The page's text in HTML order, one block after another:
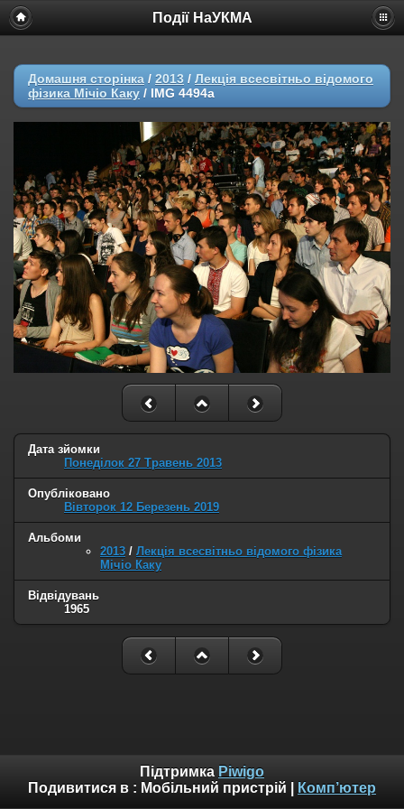
Події НаУКМА
Домашня сторінка / 2013 / Лекція всесвітньо відомого
фізика Мічіо Каку / IMG 4494a
Дата зйомки
Понеділок 27 Травень 2013
Опубліковано
Вівторок 12 Березень 2019
Альбоми
2013 / Лекція всесвітньо відомого фізика
Мічіо Каку
Відвідувань
1965
Підтримка Piwigo
Подивитися в : Мобільний пристрій Комп’ютер